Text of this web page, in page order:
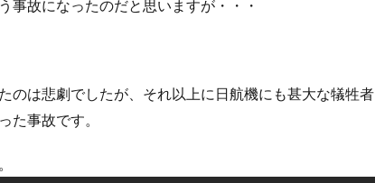
事故になったのだと思いますが・・・
のは悲劇でしたが、それ以上に日航機にも甚大な犠牲者
た事故です。